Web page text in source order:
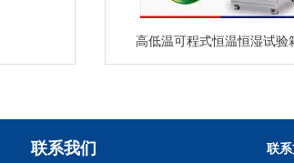
高低温可程式恒温恒湿试验
联系我们 联